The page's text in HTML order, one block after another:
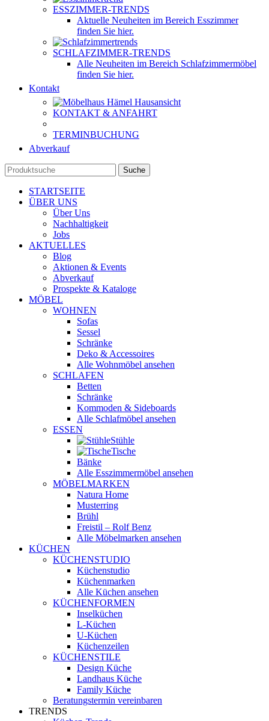
ESSZIMMER-TRENDS
Aktuelle Neuheiten im Bereich Esszimmer
finden Sie hier.
SCHLAFZIMMER-TRENDS
Alle Neuheiten im Bereich Schlafzimmermöbel
finden Sie hier.
Kontakt
KONTAKT & ANFAHRT
TERMINBUCHUNG
Abverkauf
Suche
STARTSEITE
ÜBER UNS
Über Uns
Nachhaltigkeit
Jobs
AKTUELLES
Blog
Aktionen & Events
Abverkauf
Prospekte & Kataloge
MÖBEL
WOHNEN
Sofas
Sessel
Schränke
Deko & Accessoires
Alle Wohnmöbel ansehen
SCHLAFEN
Betten
Schränke
Kommoden & Sideboards
Alle Schlafmöbel ansehen
ESSEN
Stühle
Tische
Bänke
Alle Esszimmermöbel ansehen
MÖBELMARKEN
Natura Home
Musterring
Brühl
Freistil – Rolf Benz
Alle Möbelmarken ansehen
KÜCHEN
KÜCHENSTUDIO
Küchenstudio
Küchenmarken
Alle Küchen ansehen
KÜCHENFORMEN
Inselküchen
L-Küchen
U-Küchen
Küchenzeilen
KÜCHENSTILE
Design Küche
Landhaus Küche
Family Küche
Beratungstermin vereinbaren
TRENDS